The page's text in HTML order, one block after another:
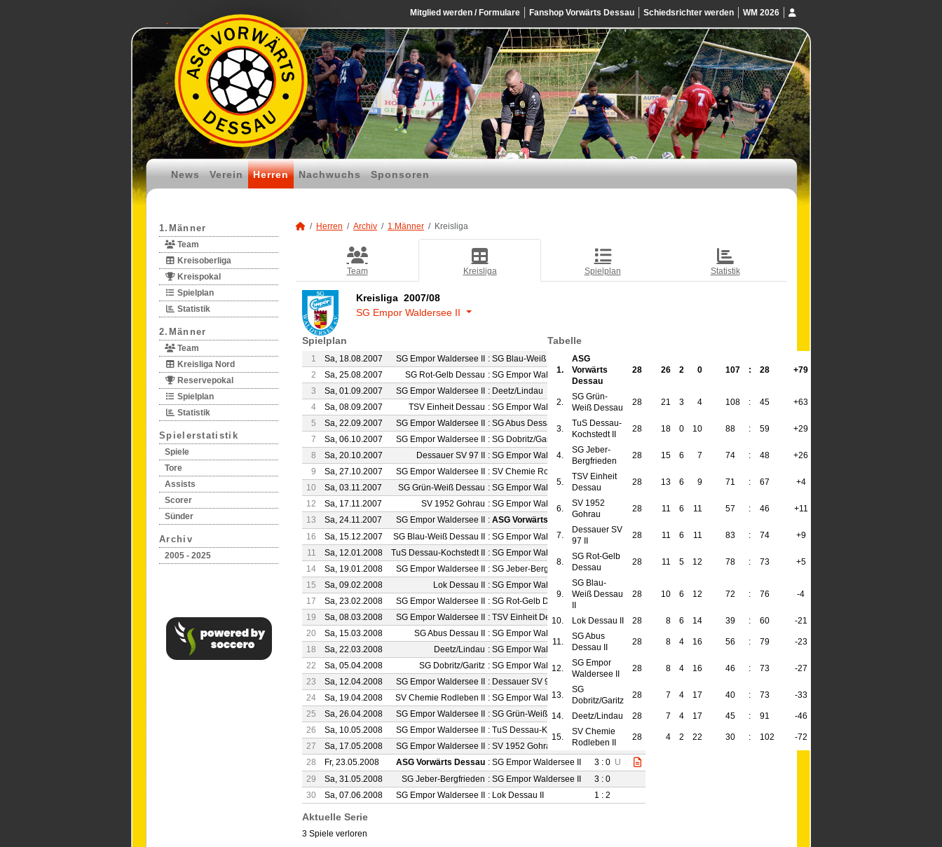
Mitglied werden / Formulare Fanshop Vorwärts Dessau Schiedsrichter werden WM 2026
News Verein Herren Nachwuchs Sponsoren
1.Männer
Team
Kreisoberliga
Kreispokal
Spielplan
Statistik
2.Männer
Team
Kreisliga Nord
Reservepokal
Spielplan
Statistik
Spielerstatistik
Spiele
Tore
Assists
Scorer
Sünder
Archiv
2005 - 2025
Herren Archiv 1.Männer Kreisliga
Team Kreisliga Spielplan Statistik
Kreisliga 2007/08
SG Empor Waldersee II
Spielplan
1 Sa, 18.08.2007 SG Empor Waldersee II : SG Blau-Weiß Dessau II
2
Sa, 25.08.2007 SG Rot-Gelb Dessau : SG Empor Waldersee II
1 : 1
3
Sa, 01.09.2007 SG Empor Waldersee II : Deetz/Lindau
1 : 4
4
Sa, 08.09.2007 TSV Einheit Dessau : SG Empor Waldersee II
4 : 3
5
Sa, 22.09.2007 SG Empor Waldersee II : SG Abus Dessau II
3 : 1
7
Sa, 06.10.2007 SG Empor Waldersee II : SG Dobritz/Garitz
3 : 1
8
Sa, 20.10.2007 Dessauer SV 97 II : SG Empor Waldersee II
5 : 1
9
Sa, 27.10.2007 SG Empor Waldersee II : SV Chemie Rodleben II
3 : 2
10
Sa, 03.11.2007 SG Grün-Weiß Dessau : SG Empor Waldersee II
6 : 1
12
Sa, 17.11.2007 SV 1952 Gohrau : SG Empor Waldersee II
2 : 0
13
Sa, 24.11.2007 SG Empor Waldersee II : ASG Vorwärts Dessau
1 : 5
16
Sa, 15.12.2007 SG Blau-Weiß Dessau II : SG Empor Waldersee II
11
Sa, 12.01.2008 TuS Dessau-Kochstedt II : SG Empor Waldersee II
4 : 3
14
Sa, 19.01.2008 SG Empor Waldersee II : SG Jeber-Bergfrieden
1 : 6
15
Sa, 09.02.2008 Lok Dessau II : SG Empor Waldersee II
0 : 3
17
Sa, 23.02.2008 SG Empor Waldersee II : SG Rot-Gelb Dessau
19
Sa, 08.03.2008 SG Empor Waldersee II : TSV Einheit Dessau
1 : 1
20
Sa, 15.03.2008 SG Abus Dessau II : SG Empor Waldersee II
1 : 4
18
Sa, 22.03.2008 Deetz/Lindau : SG Empor Waldersee II
2 : 2
22
Sa, 05.04.2008 SG Dobritz/Garitz : SG Empor Waldersee II
2 : 1
23
Sa, 12.04.2008 SG Empor Waldersee II : Dessauer SV 97 II
24
Sa, 19.04.2008 SV Chemie Rodleben II : SG Empor Waldersee II
2 : 1
25
Sa, 26.04.2008 SG Empor Waldersee II : SG Grün-Weiß Dessau
1 : 3
26
Sa, 10.05.2008 SG Empor Waldersee II : TuS Dessau-Kochstedt II
3 : 6
27
Sa, 17.05.2008 SG Empor Waldersee II : SV 1952 Gohrau
2 : 0
28
Fr, 23.05.2008 ASG Vorwärts Dessau : SG Empor Waldersee II 3 : 0 U
29
Sa, 31.05.2008 SG Jeber-Bergfrieden : SG Empor Waldersee II
3 : 0
30
Sa, 07.06.2008 SG Empor Waldersee II : Lok Dessau II 1 : 2
Tabelle
1.
ASG
Vorwärts
Dessau
28 26 2 0 107 : 28 +79
2.
SG Grün-
Weiß Dessau
28 21 3 4 108 : 45 +63
3.
TuS Dessau-
Kochstedt II
28 18 0 10 88 : 59 +29
4.
SG Jeber-
Bergfrieden
28 15 6 7 74 : 48 +26
5.
TSV Einheit
Dessau
28 13 6 9 71 : 67 +4
6.
SV 1952
Gohrau
28 11 6 11 57 : 46 +11
7.
Dessauer SV
97 II
28 11 6 11 83 : 74 +9
8.
SG Rot-Gelb
Dessau
28 11 5 12 78 : 73 +5
9.
SG Blau-
Weiß Dessau
28 10 6 12 72 : 76 -4
10. Lok Dessau II 28 8 6 14 39 : 60 -21
11.
SG Abus
Dessau II
28 8 4 16 56 : 79 -23
12.
SG Empor
Waldersee II
28 8 4 16 46 : 73 -27
13.
SG
Dobritz/Garitz
28 7 4 17 40 : 73 -33
14. Deetz/Lindau 28 7 4 17 45 : 91 -46
15.
SV Chemie
Rodleben II
28 4 2 22 30 : 102 -72
Aktuelle Serie
3 Spiele verloren